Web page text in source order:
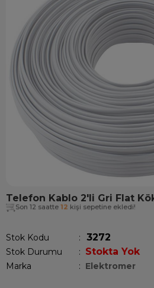
Telefon Kablo 2'li Gri Flat
Son 12 saatte 12 kişi sepetine ekledi!
Stok Kodu 3272
Stok Durumu : Stokta Yok
Marka : Elektromer